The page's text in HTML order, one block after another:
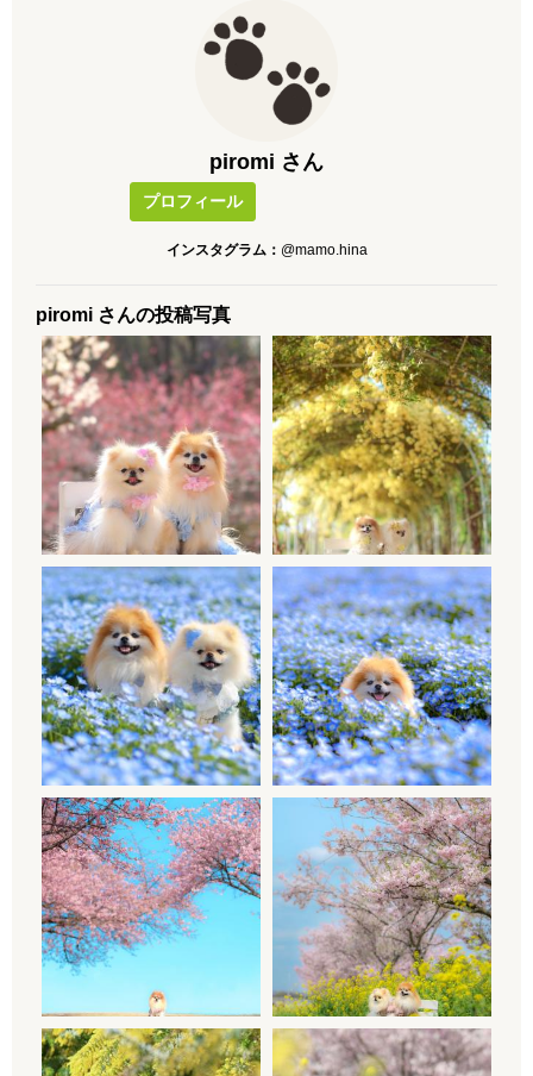
piromi さん
プロフィール
インスタグラム： @mamo.hina
piromi さんの投稿写真